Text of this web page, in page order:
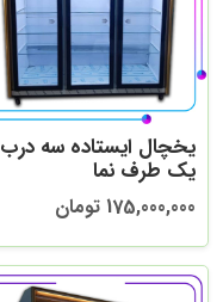
یخچال ایستاده سه درب
یک طرف نما
175,000,000 تومان